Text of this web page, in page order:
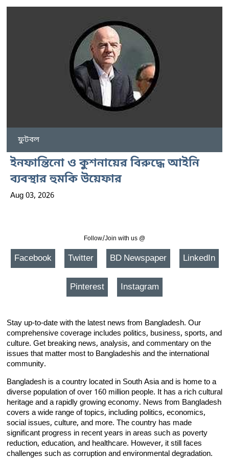
ফুটবল
ইনফান্তিনো ও কুশনায়ের বিরুদ্ধে আইনি
ব্যবস্থার হুমকি উয়েফার
Aug 03, 2026
Follow/Join with us @
Facebook Twitter BD Newspaper LinkedIn
Pinterest Instagram
Stay up-to-date with the latest news from Bangladesh. Our
comprehensive coverage includes politics, business, sports, and
culture. Get breaking news, analysis, and commentary on the
issues that matter most to Bangladeshis and the international
community.
Bangladesh is a country located in South Asia and is home to a
diverse population of over 160 million people. It has a rich cultural
heritage and a rapidly growing economy. News from Bangladesh
covers a wide range of topics, including politics, economics,
social issues, culture, and more. The country has made
significant progress in recent years in areas such as poverty
reduction, education, and healthcare. However, it still faces
challenges such as corruption and environmental degradation.